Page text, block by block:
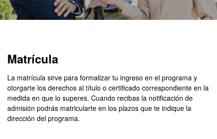
Matrícula
La matrícula sirve para formalizar tu ingreso en el programa y
otorgarte los derechos al título o certificado correspondiente en la
medida en que lo superes. Cuando recibas la notificación de
admisión podrás matricularte en los plazos que te indique la
dirección del programa.